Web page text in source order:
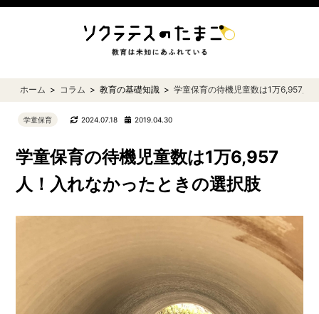
ホーム コラム 教育の基礎知識 学童保育の待機児童数は1万6,957人
学童保育 2024.07.18 2019.04.30
学童保育の待機児童数は1万6,957
人！入れなかったときの選択肢